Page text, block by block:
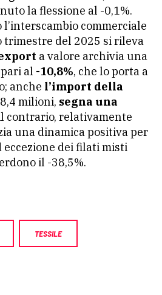
la flessione al -0,1%.
commerciale
trimestre del 2025 si rileva
a valore archivia una
al -10,8%, che lo porta a
anche l’import della
milioni, segna una
contrario, relativamente
una dinamica positiva per
deifilatimisti
il -38,5%.
TESSILE